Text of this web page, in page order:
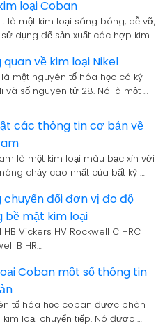
loại Coban
là một kim loại sáng bóng, dễ vỡ,
dụng để sản xuất các hợp kim…
quan về kim loại Nikel
là một nguyên tố hóa học có ký
và số nguyên tử 28. Nó là một …
các thông tin cơ bản về
là một kim loại màu bạc xỉn với
chảy cao nhất của bất kỳ …
chuyển đổi đơn vị đo độ
bề mặt kim loại
HB Vickers HV Rockwell C HRC
B HR…
Coban một số thông tin
tố hóa học coban được phân
kim loại chuyển tiếp. Nó được …